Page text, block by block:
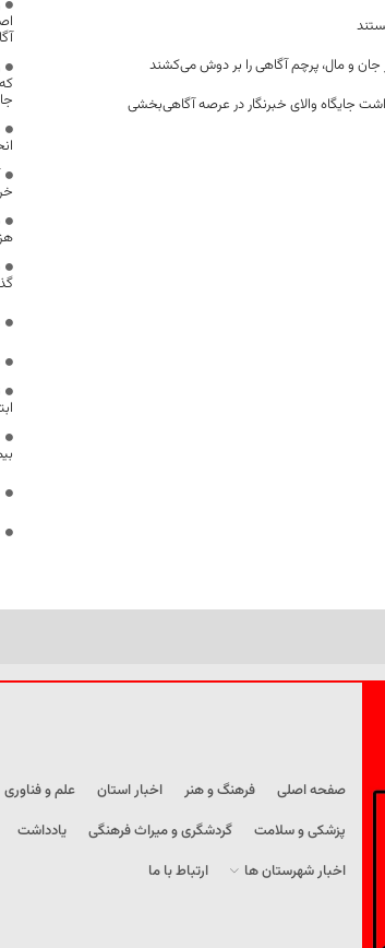
جان و مال، پرچم آگاهی را بر دوش می‌کشند
جایگاه والای خبرنگار در عرصه آگاهی‌بخشی
صفحه اصلی فرهنگ و هنر اخبار استان علم و فناوری
پزشکی و سلامت
گردشگری و میراث فرهنگی یادداشت
اخبار شهرستان ها
ارتباط با ما